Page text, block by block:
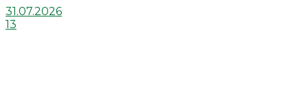
31.07.2026
13